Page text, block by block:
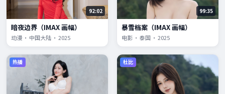
92:02
暗夜边界（IMAX 画幅）
动漫 · 中国大陆 · 2025
99:35
暴雪档案（IMAX 画幅）
电影 · 泰国 · 2025
热播 杜比